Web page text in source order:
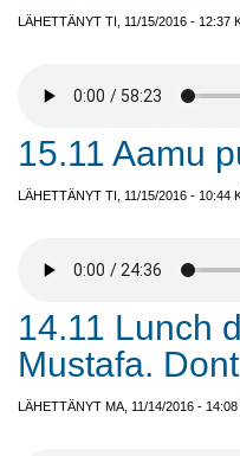
LÄHETTÄNYT TI, 11/15/2016 - 12:37
15.11 Aamu
LÄHETTÄNYT TI, 11/15/2016 - 10:44
14.11 Lunch
Mustafa.
LÄHETTÄNYT MA, 11/14/2016 -